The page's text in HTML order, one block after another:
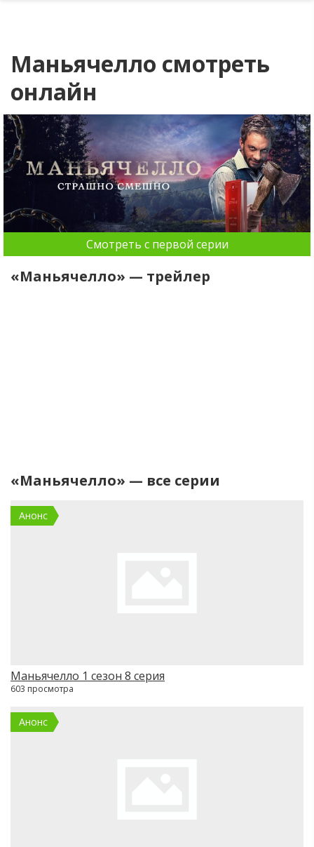
Маньячелло смотреть
онлайн
Смотреть с первой серии
«Маньячелло» — трейлер
«Маньячелло» — все серии
Анонс
Маньячелло 1 сезон 8 серия
603 просмотра
Анонс